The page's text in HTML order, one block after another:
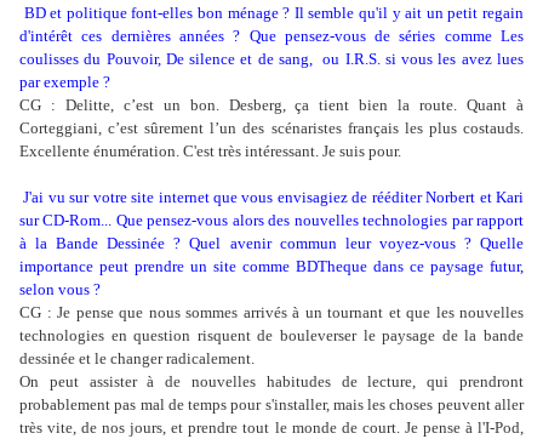
BD et politique font-elles bon ménage ? Il semble qu'il y ait un petit regain
d'intérêt ces dernières années ? Que pensez-vous de séries comme Les
coulisses du Pouvoir, De silence et de sang, ou I.R.S. si vous les avez lues
par exemple ?
CG : Delitte, c’est un bon. Desberg, ça tient bien la route. Quant à
Corteggiani, c’est sûrement l’un des scénaristes français les plus costauds.
Excellente énumération. C'est très intéressant. Je suis pour.
J'ai vu sur votre site internet que vous envisagiez de rééditer Norbert et Kari
sur CD-Rom... Que pensez-vous alors des nouvelles technologies par rapport
à la Bande Dessinée ? Quel avenir commun leur voyez-vous ? Quelle
importance peut prendre un site comme BDTheque dans ce paysage futur,
selon vous ?
CG : Je pense que nous sommes arrivés à un tournant et que les nouvelles
technologies en question risquent de bouleverser le paysage de la bande
dessinée et le changer radicalement.
On peut assister à de nouvelles habitudes de lecture, qui prendront
probablement pas mal de temps pour s'installer, mais les choses peuvent aller
très vite, de nos jours, et prendre tout le monde de court. Je pense à l'I-Pod,